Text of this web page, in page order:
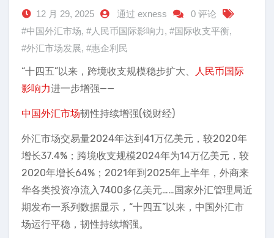
12 月 29, 2025 通过 exness
0 评论
#中国外汇市场, #人民币国际影响力, #国际收支平衡,
#外汇市场发展, #惠企利民
“十四五”以来，跨境收支规模稳步扩大、
人民币国际
影响力进一步增强——
中国外汇市场韧性持续增强(锐财经)
外汇市场交易量2024年达到41万亿美元，较2020年
增长37.4%；跨境收支规模2024年为14万亿美元，较
2020年增长64%；2021年到2025年上半年，外商来
华各类投资净流入7400多亿美元……国家外汇管理局近
期发布一系列数据显示，“十四五”以来，中国外汇市
场运行平稳，韧性持续增强。